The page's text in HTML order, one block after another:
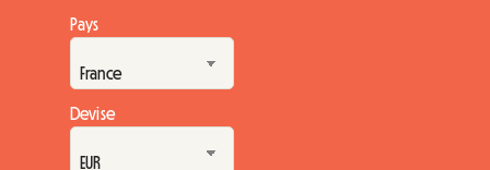
Pays
Devise